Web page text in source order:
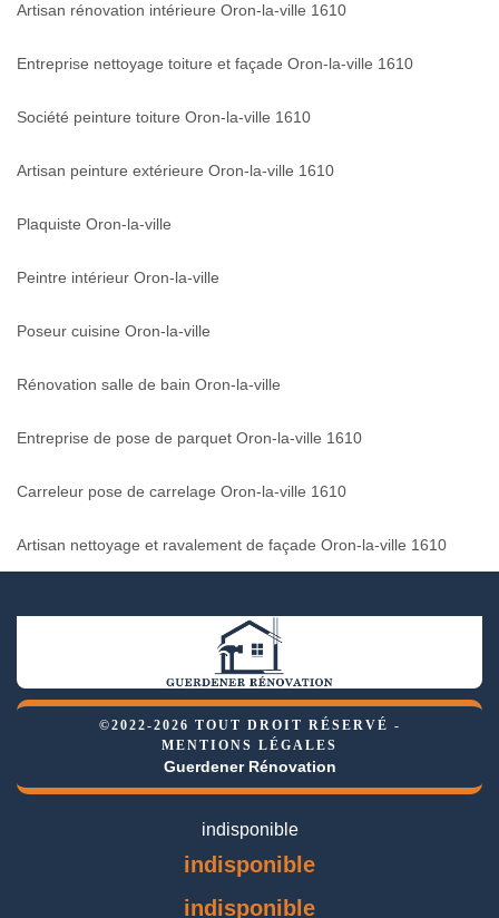
Artisan rénovation intérieure Oron-la-ville 1610
Entreprise nettoyage toiture et façade Oron-la-ville 1610
Société peinture toiture Oron-la-ville 1610
Artisan peinture extérieure Oron-la-ville 1610
Plaquiste Oron-la-ville
Peintre intérieur Oron-la-ville
Poseur cuisine Oron-la-ville
Rénovation salle de bain Oron-la-ville
Entreprise de pose de parquet Oron-la-ville 1610
Carreleur pose de carrelage Oron-la-ville 1610
Artisan nettoyage et ravalement de façade Oron-la-ville 1610
©2022-2026 TOUT DROIT RÉSERVÉ -
MENTIONS LÉGALES
Guerdener Rénovation
indisponible
indisponible
indisponible